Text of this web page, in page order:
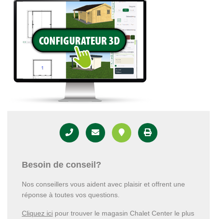
Besoin de conseil?
Nos conseillers vous aident avec plaisir et offrent une
réponse à toutes vos questions.
Cliquez ici pour trouver le magasin Chalet Center le plus